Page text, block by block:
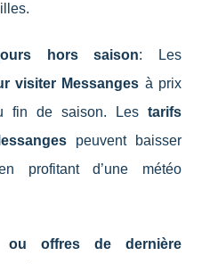
hors saison: Les
visiter Messanges à prix
fin de saison. Les tarifs
peuvent baisser
profitant d’une météo
ou offres de dernière